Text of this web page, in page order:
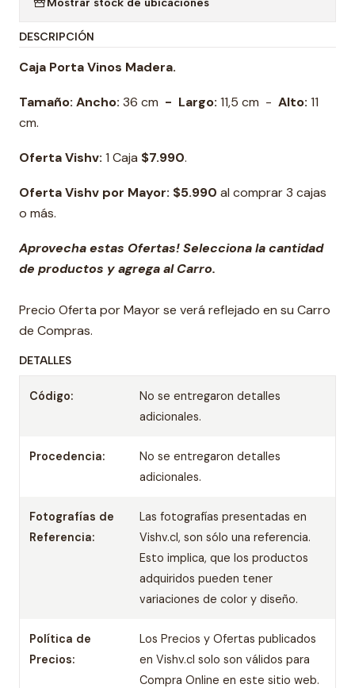
DESCRIPCIÓN
Caja Porta Vinos Madera.
Tamaño: Ancho: 36 cm - Largo: 11,5 cm - Alto: 11
cm.
Oferta Vishv: 1 Caja $7.990.
Oferta Vishv por Mayor: $5.990 al comprar 3 cajas
o más.
Aprovecha estas Ofertas! Selecciona la cantidad
de productos y agrega al Carro.
Precio Oferta por Mayor se verá reflejado en su Carro
de Compras.
DETALLES
Código:
No se entregaron detalles
adicionales.
Procedencia:
No se entregaron detalles
adicionales.
Fotografías de
Referencia:
Las fotografías presentadas en
Vishv.cl, son sólo una referencia.
Esto implica, que los productos
adquiridos pueden tener
variaciones de color y diseño.
Política de
Precios:
Los Precios y Ofertas publicados
en Vishv.cl solo son válidos para
Compra Online en este sitio web.